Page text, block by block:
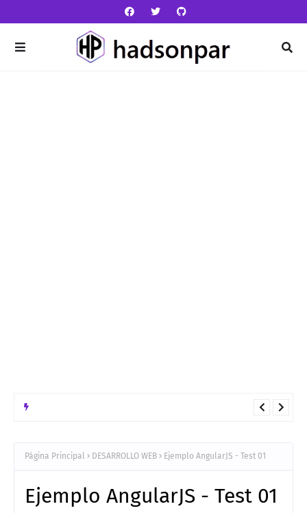
Página Principal DESARROLLO WEB Ejemplo AngularJS - Test 01
Ejemplo AngularJS - Test 01